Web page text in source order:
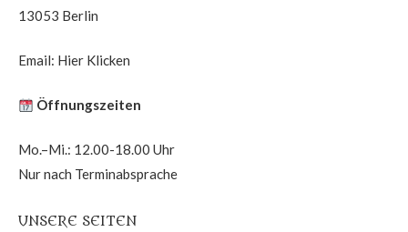
13053 Berlin
Email: Hier Klicken
Öffnungszeiten
Mo.–Mi.: 12.00-18.00 Uhr
Nur nach Terminabsprache
UNSERE SEITEN